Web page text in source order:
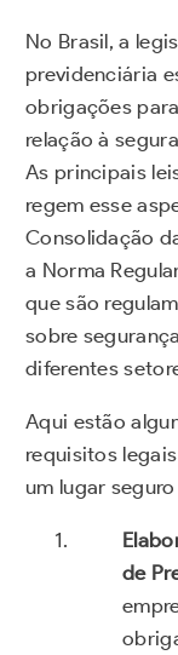
No Brasil, a
previdenciária
obrigações
relação à
As principais
regem esse
Consolidação
a Norma
que são
sobre
diferentes
Aqui estão
requisitos
um lugar
de